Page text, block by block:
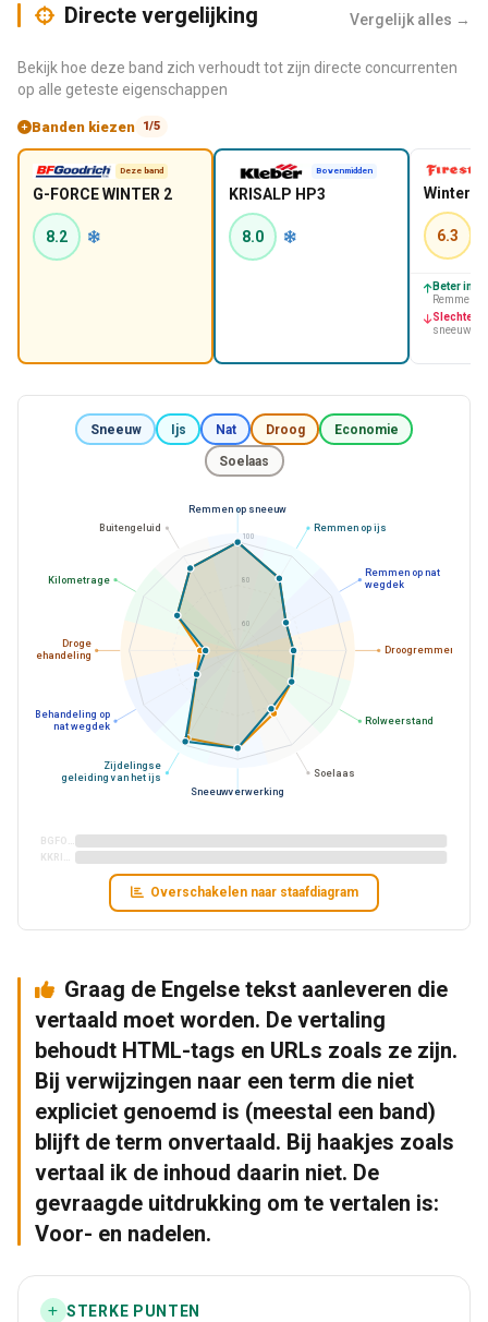
Directe vergelijking Vergelijk alles →
Bekijk hoe deze band zich verhoudt tot zijn directe concurrenten
op alle geteste eigenschappen
Banden kiezen 1/5
Deze band
G-FORCE WINTER 2
8.2
Bovenmidden
KRISALP HP3
8.0 6.3
Beter in:
Remmen
Slechter
sneeuw,
Sneeuw Ijs Nat Droog Economie
Soelaas
60
80
100
Remmen op sneeuw
Remmen op ijs
Remmen op nat
wegdek
Droogremmen
Rolweerstand
Soelaas
Sneeuwverwerking
Zijdelingse
geleiding van het ijs
Behandeling op
nat wegdek
Droge
behandeling
Kilometrage
Buitengeluid
Overschakelen naar staafdiagram
Graag de Engelse tekst aanleveren die
vertaald moet worden. De vertaling
behoudt HTML-tags en URLs zoals ze zijn.
Bij verwijzingen naar een term die niet
expliciet genoemd is (meestal een band)
blijft de term onvertaald. Bij haakjes zoals
vertaal ik de inhoud daarin niet. De
gevraagde uitdrukking om te vertalen is:
Voor- en nadelen.
STERKE PUNTEN